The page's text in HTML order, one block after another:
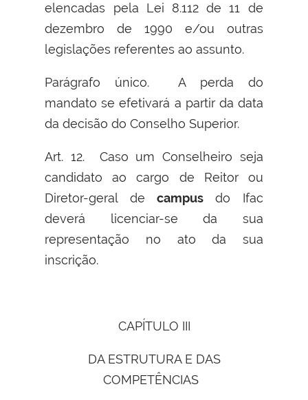
elencadas pela Lei 8.112 de 11 de
dezembro de 1990 e/ou outras
legislações referentes ao assunto.
Parágrafo único. A perda do
mandato se efetivará a partir da data
da decisão do Conselho Superior.
Art. 12. Caso um Conselheiro seja
candidato ao cargo de Reitor ou
Diretor-geral de campus do Ifac
deverá licenciar-se da sua
representação no ato da sua
inscrição.
CAPÍTULO III
DA ESTRUTURA E DAS
COMPETÊNCIAS